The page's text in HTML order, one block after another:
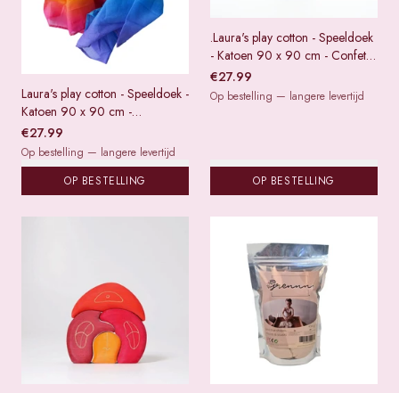
Laura's play cotton - Speeldoek -
Katoen 90 x 90 cm -
Regenboog
€27.99
Op bestelling — langere levertijd
OP BESTELLING
.Laura's play cotton - Speeldoek
- Katoen 90 x 90 cm - Confetti
regenboog
€27.99
Op bestelling — langere levertijd
OP BESTELLING